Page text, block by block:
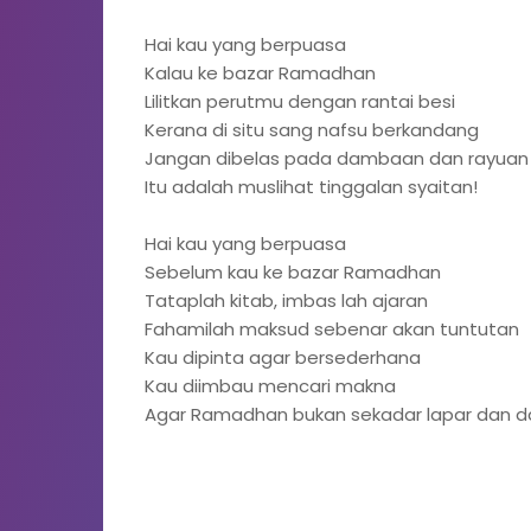
Hai kau yang berpuasa
Kalau ke bazar Ramadhan
Lilitkan perutmu dengan rantai besi
Kerana di situ sang nafsu berkandang
Jangan dibelas pada dambaan dan rayuan
Itu adalah muslihat tinggalan syaitan!
Hai kau yang berpuasa
Sebelum kau ke bazar Ramadhan
Tataplah kitab, imbas lah ajaran
Fahamilah maksud sebenar akan tuntutan
Kau dipinta agar bersederhana
Kau diimbau mencari makna
Agar Ramadhan bukan sekadar lapar dan